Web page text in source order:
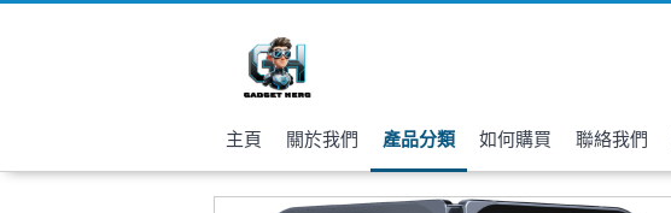
主頁 關於我們 產品分類 如何購買 聯絡我們